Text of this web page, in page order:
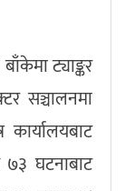
ट्याङ्कर
सञ्चालनमा
७३ घटनाबाट